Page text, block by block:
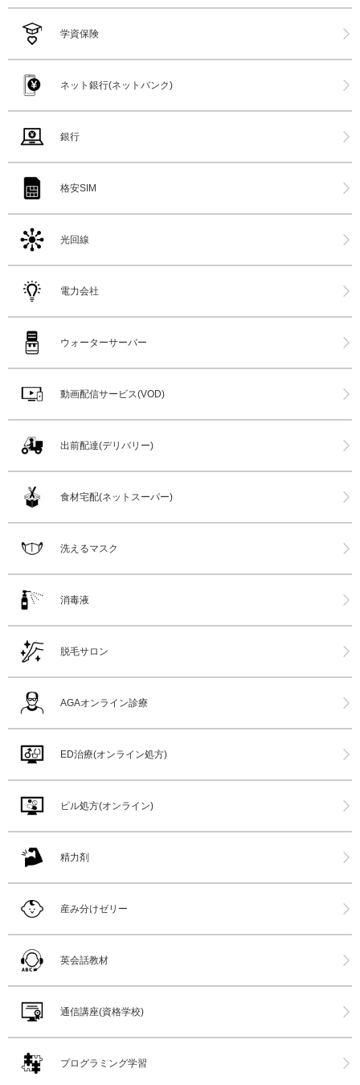
学資保険
ネット銀行(ネットバンク)
銀行
格安SIM
光回線
電力会社
ウォーターサーバー
動画配信サービス(VOD)
出前配達(デリバリー)
食材宅配(ネットスーパー)
洗えるマスク
消毒液
脱毛サロン
AGAオンライン診療
ED治療(オンライン処方)
ピル処方(オンライン)
精力剤
産み分けゼリー
英会話教材
通信講座(資格学校)
プログラミング学習